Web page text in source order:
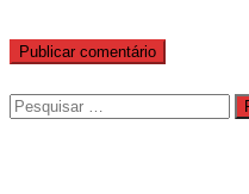
Pesquisar
por: